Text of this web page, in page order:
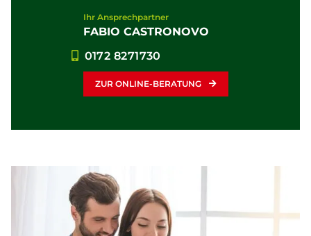
Ihr Ansprechpartner
FABIO CASTRONOVO
0172 8271730
ZUR ONLINE-BERATUNG